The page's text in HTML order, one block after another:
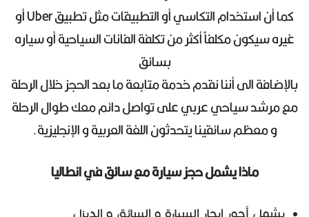
كما أن استخدام التكاسي أو التطبيقات مثل تطبيق Uber أو
غيره سيكون مكلفاً أكثر من تكلفة الفانات السياحية أو سياره
بسائق
بالإضافة الى أننا نقدم خدمة متابعة ما بعد الحجز خلال الرحلة
مع مرشد سياحي عربي على تواصل دائم معك طوال الرحلة
و معظم سائقينا يتحدثون اللغة العربية و الإنجليزية.
ماذا يشمل حجز سيارة مع سائق في انطاليا
يشمل أجور ايجار السيارة و السائق و الديزل